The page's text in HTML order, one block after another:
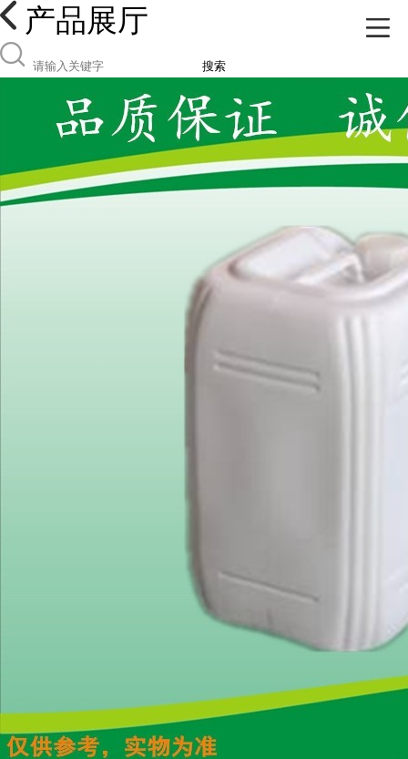
产品展厅
搜索